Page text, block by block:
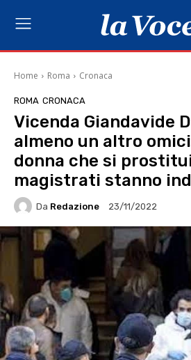
Home Roma Cronaca
ROMA CRONACA
Vicenda Giandavide
almeno un altro
donna che si
magistrati stanno
Da Redazione 23/11/2022